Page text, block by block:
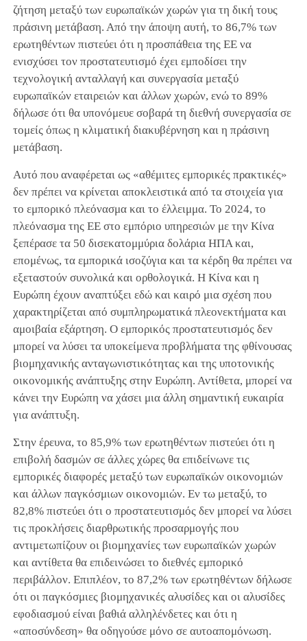
ζήτηση μεταξύ των ευρωπαϊκών χωρών για τη δική τους
πράσινη μετάβαση. Από την άποψη αυτή, το 86,7% των
ερωτηθέντων πιστεύει ότι η προσπάθεια της ΕΕ να
ενισχύσει τον προστατευτισμό έχει εμποδίσει την
τεχνολογική ανταλλαγή και συνεργασία μεταξύ
ευρωπαϊκών εταιρειών και άλλων χωρών, ενώ το 89%
δήλωσε ότι θα υπονόμευε σοβαρά τη διεθνή συνεργασία σε
τομείς όπως η κλιματική διακυβέρνηση και η πράσινη
μετάβαση.
Αυτό που αναφέρεται ως «αθέμιτες εμπορικές πρακτικές»
δεν πρέπει να κρίνεται αποκλειστικά από τα στοιχεία για
το εμπορικό πλεόνασμα και το έλλειμμα. Το 2024, το
πλεόνασμα της ΕΕ στο εμπόριο υπηρεσιών με την Κίνα
ξεπέρασε τα 50 δισεκατομμύρια δολάρια ΗΠΑ και,
επομένως, τα εμπορικά ισοζύγια και τα κέρδη θα πρέπει να
εξεταστούν συνολικά και ορθολογικά. Η Κίνα και η
Ευρώπη έχουν αναπτύξει εδώ και καιρό μια σχέση που
χαρακτηρίζεται από συμπληρωματικά πλεονεκτήματα και
αμοιβαία εξάρτηση. Ο εμπορικός προστατευτισμός δεν
μπορεί να λύσει τα υποκείμενα προβλήματα της φθίνουσας
βιομηχανικής ανταγωνιστικότητας και της υποτονικής
οικονομικής ανάπτυξης στην Ευρώπη. Αντίθετα, μπορεί να
κάνει την Ευρώπη να χάσει μια άλλη σημαντική ευκαιρία
για ανάπτυξη.
Στην έρευνα, το 85,9% των ερωτηθέντων πιστεύει ότι η
επιβολή δασμών σε άλλες χώρες θα επιδείνωνε τις
εμπορικές διαφορές μεταξύ των ευρωπαϊκών οικονομιών
και άλλων παγκόσμιων οικονομιών. Εν τω μεταξύ, το
82,8% πιστεύει ότι ο προστατευτισμός δεν μπορεί να λύσει
τις προκλήσεις διαρθρωτικής προσαρμογής που
αντιμετωπίζουν οι βιομηχανίες των ευρωπαϊκών χωρών
και αντίθετα θα επιδεινώσει το διεθνές εμπορικό
περιβάλλον. Επιπλέον, το 87,2% των ερωτηθέντων δήλωσε
ότι οι παγκόσμιες βιομηχανικές αλυσίδες και οι αλυσίδες
εφοδιασμού είναι βαθιά αλληλένδετες και ότι η
«αποσύνδεση» θα οδηγούσε μόνο σε αυτοαπομόνωση.